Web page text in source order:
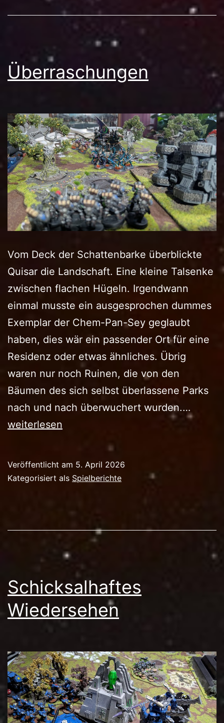
Überraschungen
Vom Deck der Schattenbarke überblickte
Quisar die Landschaft. Eine kleine Talsenke
zwischen flachen Hügeln. Irgendwann
einmal musste ein ausgesprochen dummes
Exemplar der Chem-Pan-Sey geglaubt
haben, dies wär ein passender Ort für eine
Residenz oder etwas ähnliches. Übrig
waren nur noch Ruinen, die von den
Bäumen des sich selbst überlassene Parks
nach und nach überwuchert wurden.…
weiterlesen
Veröffentlicht am 5. April 2026
Kategorisiert als Spielberichte
Schicksalhaftes
Wiedersehen